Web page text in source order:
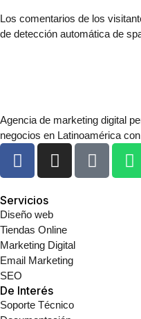
Los comentarios de los
de detección automática de
Agencia de marketing digital
negocios en Latinoamérica
Servicios
Diseño web
Tiendas Online
Marketing Digital
Email Marketing
SEO
De Interés
Soporte Técnico